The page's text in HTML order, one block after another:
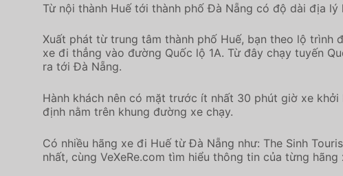
Từ nội thành Huế tới thành phố Đà Nẵng có độ dài địa
Xuất phát từ trung tâm thành phố Huế, bạn theo lộ trình
xe đi thẳng vào đường Quốc lộ 1A. Từ đây chạy tuyến
ra tới Đà Nẵng.
Hành khách nên có mặt trước ít nhất 30 phút giờ xe
định nằm trên khung đường xe chạy.
Có nhiều hãng xe đi Huế từ Đà Nẵng như: The Sinh
nhất, cùng VeXeRe.com tìm hiểu thông tin của từng hãng